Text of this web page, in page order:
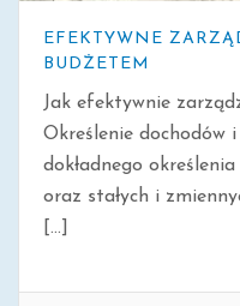
EFEKTYWNE
BUDŻETEM
Jak efektywnie
Określenie dochodów
dokładnego
oraz stałych i
[...]